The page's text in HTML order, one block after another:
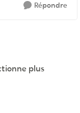
Répondre
plus